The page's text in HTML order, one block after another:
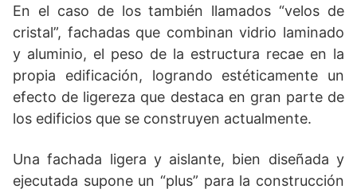
En el caso de los también llamados “velos de
cristal”, fachadas que combinan vidrio laminado
y aluminio, el peso de la estructura recae en la
propia edificación, logrando estéticamente un
efecto de ligereza que destaca en gran parte de
los edificios que se construyen actualmente.
Una fachada ligera y aislante, bien diseñada y
ejecutada supone un “plus” para la construcción